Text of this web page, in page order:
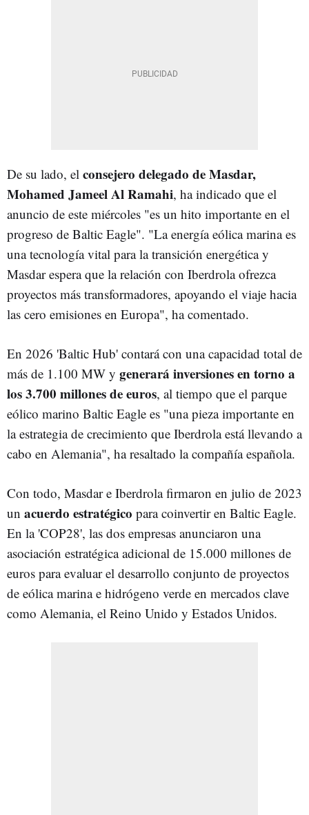
De su lado, el consejero delegado de Masdar,
Mohamed Jameel Al Ramahi, ha indicado que el
anuncio de este miércoles "es un hito importante en el
progreso de Baltic Eagle". "La energía eólica marina es
una tecnología vital para la transición energética y
Masdar espera que la relación con Iberdrola ofrezca
proyectos más transformadores, apoyando el viaje hacia
las cero emisiones en Europa", ha comentado.
En 2026 'Baltic Hub' contará con una capacidad total de
más de 1.100 MW y generará inversiones en torno a
los 3.700 millones de euros, al tiempo que el parque
eólico marino Baltic Eagle es "una pieza importante en
la estrategia de crecimiento que Iberdrola está llevando a
cabo en Alemania", ha resaltado la compañía española.
Con todo, Masdar e Iberdrola firmaron en julio de 2023
un acuerdo estratégico para coinvertir en Baltic Eagle.
En la 'COP28', las dos empresas anunciaron una
asociación estratégica adicional de 15.000 millones de
euros para evaluar el desarrollo conjunto de proyectos
de eólica marina e hidrógeno verde en mercados clave
como Alemania, el Reino Unido y Estados Unidos.